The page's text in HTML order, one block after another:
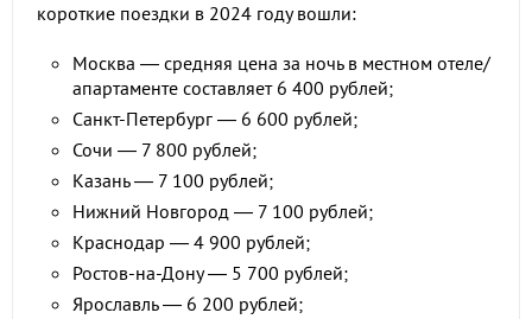
короткие поездки в 2024 году вошли:
Москва — средняя цена за ночь в местном отеле/
апартаменте составляет 6 400 рублей;
Санкт-Петербург — 6 600 рублей;
Сочи — 7 800 рублей;
Казань — 7 100 рублей;
Нижний Новгород — 7 100 рублей;
Краснодар — 4 900 рублей;
Ростов-на-Дону — 5 700 рублей;
Ярославль — 6 200 рублей;